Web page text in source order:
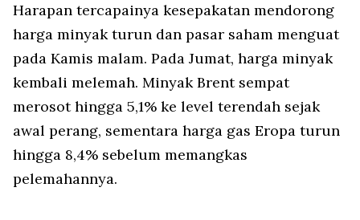
Harapan tercapainya kesepakatan mendorong
harga minyak turun dan pasar saham menguat
pada Kamis malam. Pada Jumat, harga minyak
kembali melemah. Minyak Brent sempat
merosot hingga 5,1% ke level terendah sejak
awal perang, sementara harga gas Eropa turun
hingga 8,4% sebelum memangkas
pelemahannya.